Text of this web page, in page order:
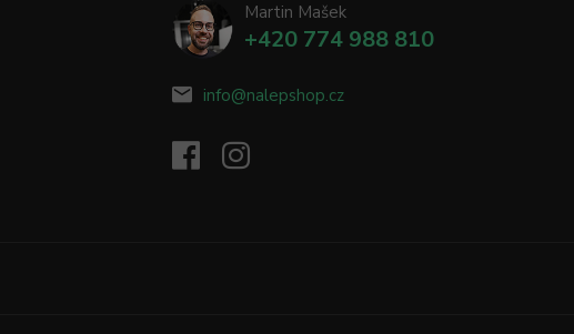
Martin Mašek
+420 774 988 810
info@nalepshop.cz